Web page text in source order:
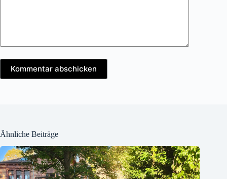
Kommentar abschicken
Ähnliche Beiträge